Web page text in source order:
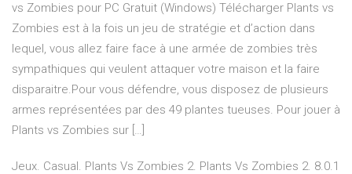
vs Zombies pour PC Gratuit (Windows) Télécharger Plants vs
Zombies est à la fois un jeu de stratégie et d’action dans
lequel, vous allez faire face à une armée de zombies très
sympathiques qui veulent attaquer votre maison et la faire
disparaitre.Pour vous défendre, vous disposez de plusieurs
armes représentées par des 49 plantes tueuses. Pour jouer à
Plants vs Zombies sur […]
Jeux. Casual. Plants Vs Zombies 2. Plants Vs Zombies 2. 8.0.1